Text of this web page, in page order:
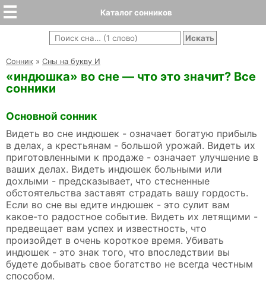
Каталог сонников
Cонник » Сны на букву И
«индюшка» во сне — что это значит? Все
сонники
Основной сонник
Видеть во сне индюшек - означает богатую прибыль
в делах, а крестьянам - большой урожай. Видеть их
приготовленными к продаже - означает улучшение в
ваших делах. Видеть индюшек больными или
дохлыми - предсказывает, что стесненные
обстоятельства заставят страдать вашу гордость.
Если во сне вы едите индюшек - это сулит вам
какое-то радостное событие. Видеть их летящими -
предвещает вам успех и известность, что
произойдет в очень короткое время. Убивать
индюшек - это знак того, что впоследствии вы
будете добывать свое богатство не всегда честным
способом.